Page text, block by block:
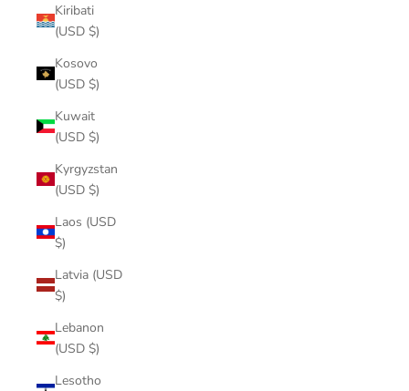
Kiribati
(USD $)
Kosovo
(USD $)
Kuwait
(USD $)
Kyrgyzstan
(USD $)
Laos (USD
$)
Latvia (USD
$)
Lebanon
(USD $)
Lesotho